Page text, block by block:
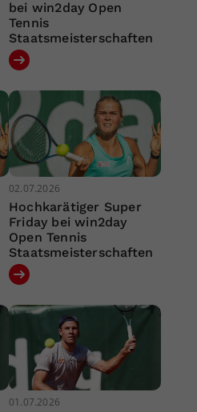
bei win2day Open
Tennis
Staatsmeisterschaften
02.07.2026
Hochkarätiger Super
Friday bei win2day
Open Tennis
Staatsmeisterschaften
01.07.2026